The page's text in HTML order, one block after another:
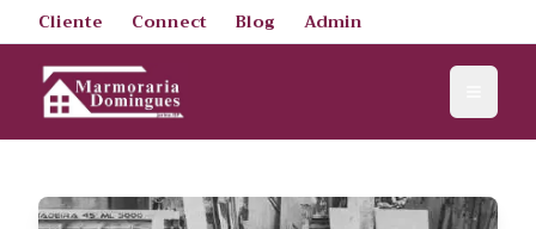
Cliente Connect Blog Admin